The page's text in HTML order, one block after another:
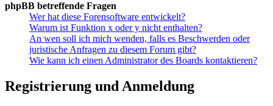
phpBB betreffende Fragen
Wer hat diese Forensoftware entwickelt?
Warum ist Funktion x oder y nicht enthalten?
An wen soll ich mich wenden, falls es Beschwerden oder
juristische Anfragen zu diesem Forum gibt?
Wie kann ich einen Administrator des Boards kontaktieren?
Registrierung und Anmeldung